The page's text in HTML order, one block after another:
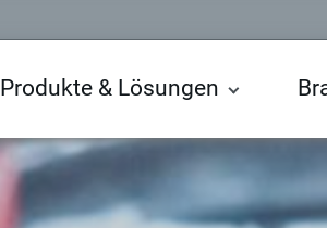
Produkte & Lösungen